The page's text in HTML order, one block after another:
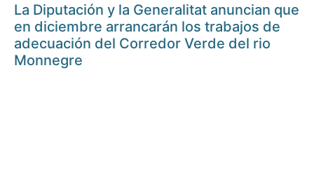
La Diputación y la Generalitat anuncian que
en diciembre arrancarán los trabajos de
adecuación del Corredor Verde del rio
Monnegre